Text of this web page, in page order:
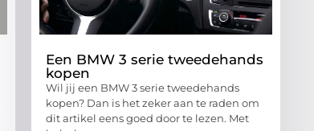
Een BMW 3 serie tweedehands
kopen
Wil jij een BMW 3 serie tweedehands
kopen? Dan is het zeker aan te raden om
dit artikel eens goed door te lezen. Met